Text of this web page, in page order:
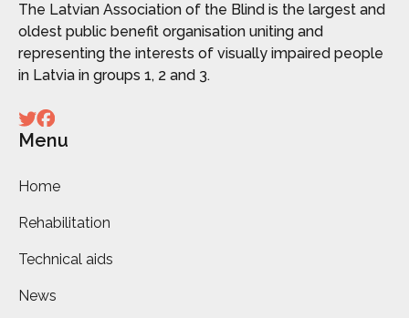
The Latvian Association of the Blind is the largest and
oldest public benefit organisation uniting and
representing the interests of visually impaired people
in Latvia in groups 1, 2 and 3.
Menu
Home
Rehabilitation
Technical aids
News